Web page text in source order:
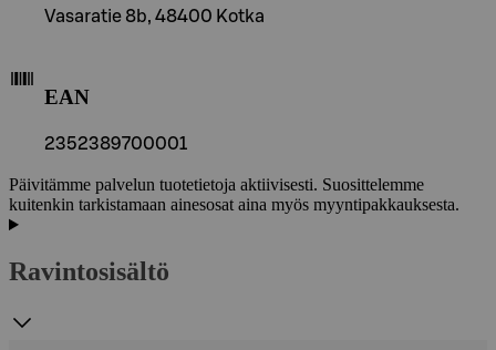
Vasaratie 8b, 48400 Kotka
EAN
2352389700001
Päivitämme palvelun tuotetietoja aktiivisesti. Suosittelemme
kuitenkin tarkistamaan ainesosat aina myös myyntipakkauksesta.
Ravintosisältö